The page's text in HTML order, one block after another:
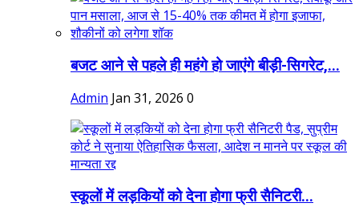
बजट आने से पहले ही महंगे हो जाएंगे बीड़ी-सिगरेट,...
Admin Jan 31, 2026 0
स्कूलों में लड़कियों को देना होगा फ्री सैनिटरी...